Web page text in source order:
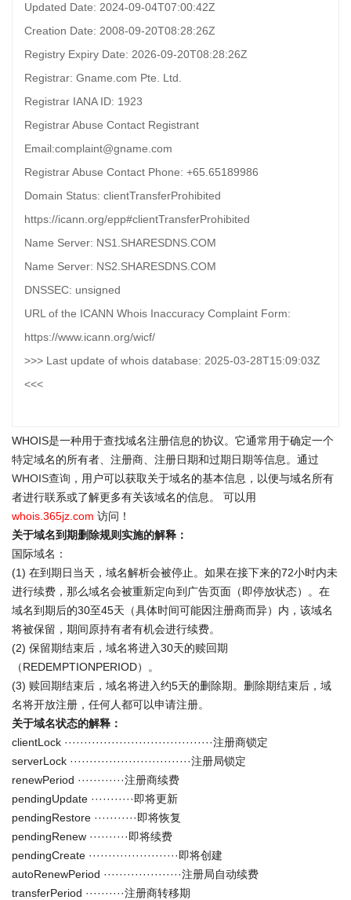
Updated Date: 2024-09-04T07:00:42Z
Creation Date: 2008-09-20T08:28:26Z
Registry Expiry Date: 2026-09-20T08:28:26Z
Registrar: Gname.com Pte. Ltd.
Registrar IANA ID: 1923
Registrar Abuse Contact Registrant
Email:complaint@gname.com
Registrar Abuse Contact Phone: +65.65189986
Domain Status: clientTransferProhibited
https://icann.org/epp#clientTransferProhibited
Name Server: NS1.SHARESDNS.COM
Name Server: NS2.SHARESDNS.COM
DNSSEC: unsigned
URL of the ICANN Whois Inaccuracy Complaint Form:
https://www.icann.org/wicf/
>>> Last update of whois database: 2025-03-28T15:09:03Z
<<<
WHOIS是一种用于查找域名注册信息的协议。它通常用于确定一个
特定域名的所有者、注册商、注册日期和过期日期等信息。通过
WHOIS查询 ，用户可以获取关于域名的基本信息，以便与域名所有
者进行联系或了解更多有关该域名的信息。 可以用
whois.365jz.com 访问！
关于域名到期删除规则实施的解释：
国际域名：
(1) 在到期日当天，域名解析会被停止。如果在接下来的72小时内未
进行续费，那么域名会被重新定向到广告页面（即停放状态）。在
域名到期后的30至45天（具体时间可能因注册商而异）内，该域名
将被保留，期间原持有者有机会进行续费。
(2) 保留期结束后，域名将进入30天的赎回期
（REDEMPTIONPERIOD）。
(3) 赎回期结束后，域名将进入约5天的删除期。删除期结束后，域
名将开放注册，任何人都可以申请注册。
关于域名状态的解释：
clientLock ······································注册商锁定
serverLock ·······························注册局锁定
renewPeriod ············注册商续费
pendingUpdate ···········即将更新
pendingRestore ···········即将恢复
pendingRenew ··········即将续费
pendingCreate ·······················即将创建
autoRenewPeriod ····················注册局自动续费
transferPeriod ··········注册商转移期